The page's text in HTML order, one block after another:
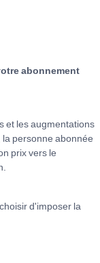
abonnement
et les augmentations
personne abonnée
prix vers le
d'imposer la